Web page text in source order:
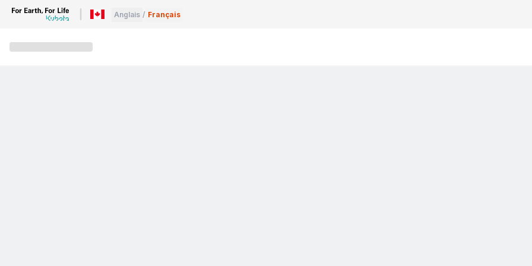
Anglais / Français